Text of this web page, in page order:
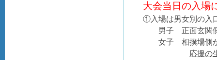
大会当日の入場
①入場は男女別の入
男子 正面玄関側
女子 相撲場側か
応援の